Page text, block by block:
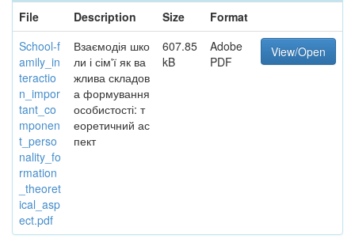
File
Description Size
Format
School-f
amily_in
teractio
n_impor
tant_co
mponen
t_perso
nality_fo
rmation
_theoret
ical_asp
ect.pdf
Взаємодія шко
ли і сім'ї як ва
жлива складов
а формування
особистості: т
еоретичний ас
пект
607.85
kB
Adobe
PDF
View/Open